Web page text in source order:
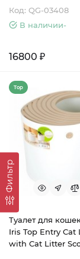
Фильтр
Код: QG-03408
В наличии-
16800 ₽
Top
Туалет для
Iris Top Entry Cat
with Cat Litter